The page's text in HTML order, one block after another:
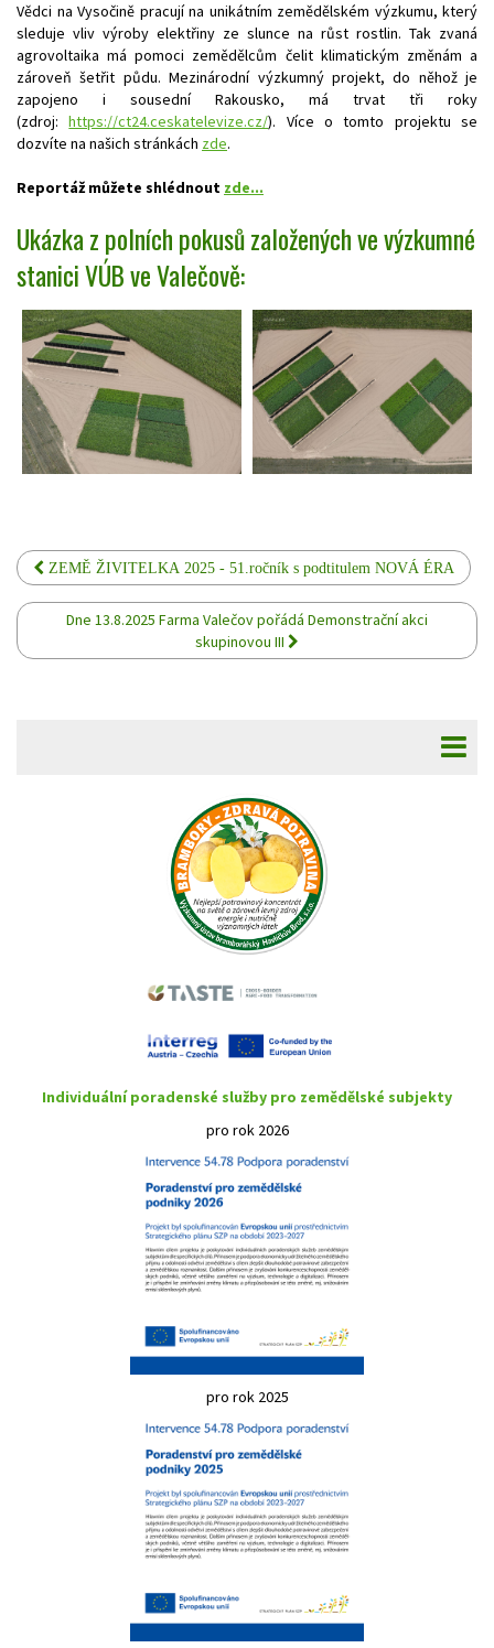
Vědci na Vysočině pracují na unikátním zemědělském výzkumu, který
sleduje vliv výroby elektřiny ze slunce na růst rostlin. Tak zvaná
agrovoltaika má pomoci zemědělcům čelit klimatickým změnám a
zároveň šetřit půdu. Mezinárodní výzkumný projekt, do něhož je
zapojeno i sousední Rakousko, má trvat tři roky
(zdroj:https://ct24.ceskatelevize.cz/). Více o tomto projektu se
dozvíte na našich stránkách zde.
Reportáž můžete shlédnout zde...
Ukázka z polních pokusů založených ve výzkumné
stanici VÚB ve Valečově:
ZEMĚ ŽIVITELKA 2025 - 51.ročník s podtitulem NOVÁ ÉRA
Dne 13.8.2025 Farma Valečov pořádá Demonstrační akci
skupinovou III
Individuální poradenské služby pro zemědělské subjekty
pro rok 2026
pro rok 2025